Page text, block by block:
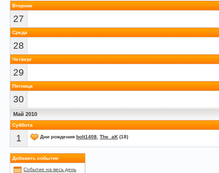
Вторник
27
Среда
28
Четверг
29
Пятница
30
Май 2010
Суббота
1 Дни рождения bolt1408 The_aK (18)
Добавить событие
Событие на весь день